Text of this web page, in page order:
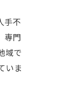
手不
専門
域で
いま